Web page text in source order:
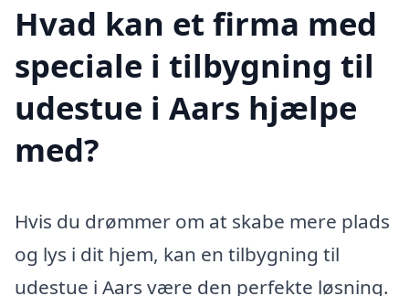
Hvad kan et firma med
speciale i tilbygning til
udestue i Aars hjælpe
med?
Hvis du drømmer om at skabe mere plads
og lys i dit hjem, kan en tilbygning til
udestue i Aars være den perfekte løsning.